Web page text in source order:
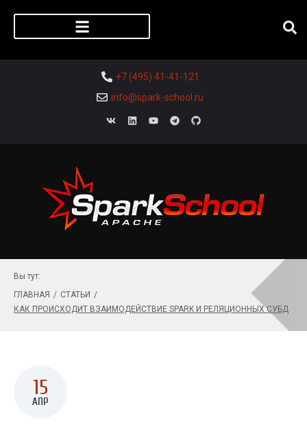
+7 (495) 41-41-121
info@spark-school.ru
Вы тут:
ГЛАВНАЯ / СТАТЬИ /
КАК ПРОИСХОДИТ ВЗАИМОДЕЙСТВИЕ SPARK И РЕЛЯЦИОННЫХ СУБД
15
АПР